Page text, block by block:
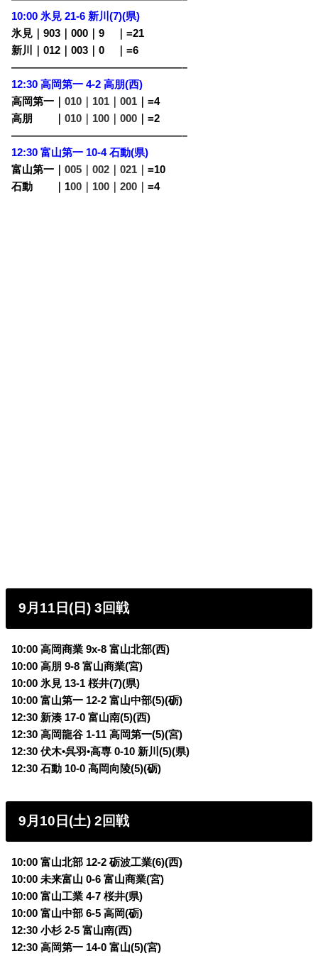
10:00 氷見 21-6 新川(7)(県)
氷見｜903｜000｜9
｜=21
新川｜012｜003｜0
｜=6
————————————————–
12:30 高岡第一 4-2 高朋(西)
高岡第一｜010｜101｜001 ｜=4
高朋
｜010｜100｜000 ｜=2
————————————————–
12:30 富山第一 10-4 石動(県)
富山第一｜005｜002｜021｜=10
石動
｜100｜100｜200｜=4
9月11日(日) 3回戦
10:00 高岡商業 9x-8 富山北部(西)
10:00 高朋 9-8 富山商業(宮)
10:00 氷見 13-1 桜井(7)(県)
10:00 富山第一 12-2 富山中部(5)(砺)
12:30 新湊 17-0 富山南(5)(西)
12:30 高岡龍谷 1-11 高岡第一(5)(宮)
12:30 伏木•呉羽•高専 0-10 新川(5)(県)
12:30 石動 10-0 高岡向陵(5)(砺)
9月10日(土) 2回戦
10:00 富山北部 12-2 砺波工業(6)(西)
10:00 未来富山 0-6 富山商業(宮)
10:00 富山工業 4-7 桜井(県)
10:00 富山中部 6-5 高岡(砺)
12:30 小杉 2-5 富山南(西)
12:30 高岡第一 14-0 富山(5)(宮)